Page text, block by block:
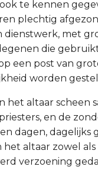
te kennen
plechtig
met
die
een post van
worden
het altaar scheen
en de
dagen, dagelijks
altaar zowel als
verzoening